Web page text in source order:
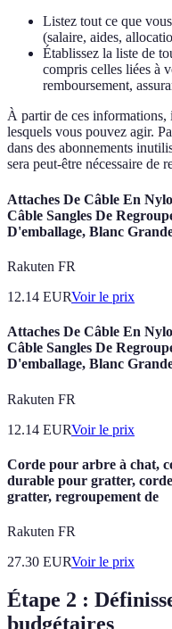
Listez tout ce que
(salaire, aides,
Établissez la liste de
compris celles liées à
remboursement,
À partir de ces informations,
lesquels vous pouvez agir.
dans des abonnements
sera peut-être nécessaire de
Attaches De Câble En
Câble Sangles De
D'emballage, Blanc
Rakuten FR
12.14 EURVoir le prix
Attaches De Câble En
Câble Sangles De
D'emballage, Blanc
Rakuten FR
12.14 EURVoir le prix
Corde pour arbre à chat,
durable pour gratter,
gratter, regroupement de
Rakuten FR
27.30 EURVoir le prix
Étape 2 :
budgétaires